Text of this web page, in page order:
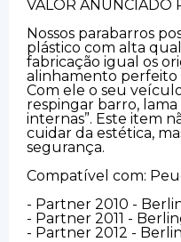
VALOR ANUNCIADO
Nossos parabarros
plástico com alta
fabricação igual os
alinhamento perfeito
Com ele o seu
respingar barro, lama
internas”. Este item
cuidar da estética,
segurança.
Compatível com:
- Partner 2010 -
- Partner 2011 -
- Partner 2012 -